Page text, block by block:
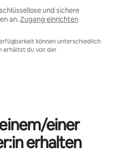
und sichere
an.Zugang einrichten
können unterschiedlich
erhältst du von der
einer
erhalten